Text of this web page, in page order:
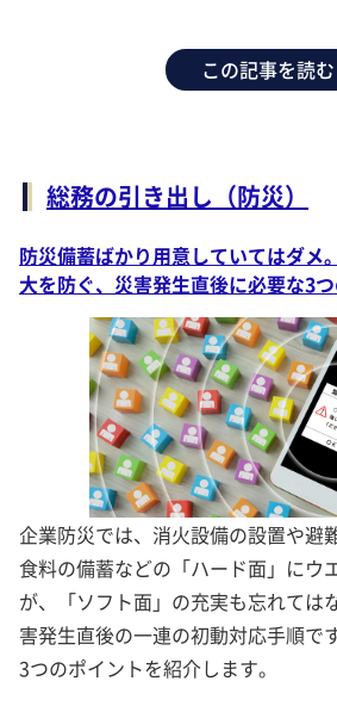
この記事を読む
総務の引き出し（防災）
防災備蓄ばかり用意していてはダメ
大を防ぐ、災害発生直後に必要な3
企業防災では、消火設備の設置や避
食料の備蓄などの「ハード面」にウ
が、「ソフト面」の充実も忘れては
害発生直後の一連の初動対応手順で
3つのポイントを紹介します。